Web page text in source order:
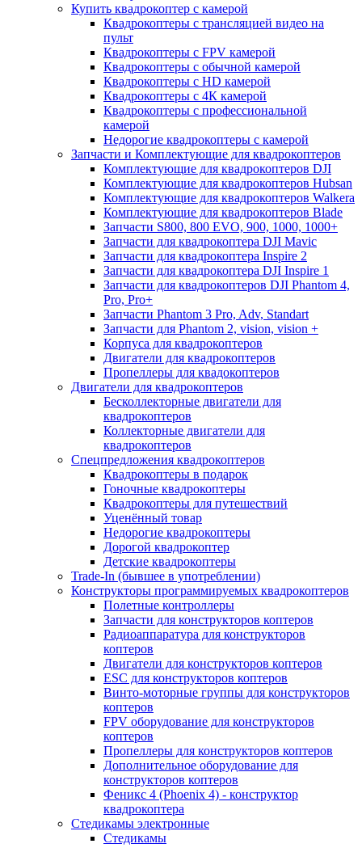
Купить квадрокоптер с камерой
Квадрокоптеры с трансляцией видео на
пульт
Квадрокоптеры с FPV камерой
Квадрокоптеры с обычной камерой
Квадрокоптеры с HD камерой
Квадрокоптеры с 4К камерой
Квадрокоптеры с профессиональной
камерой
Недорогие квадрокоптеры с камерой
Запчасти и Комплектующие для квадрокоптеров
Комплектующие для квадрокоптеров DJI
Комплектующие для квадрокоптеров Hubsan
Комплектующие для квадрокоптеров Walkera
Комплектующие для квадрокоптеров Blade
Запчасти S800, 800 EVO, 900, 1000, 1000+
Запчасти для квадрокоптера DJI Mavic
Запчасти для квадрокоптера Inspire 2
Запчасти для квадрокоптера DJI Inspire 1
Запчасти для квадрокоптеров DJI Phantom 4,
Pro, Pro+
Запчасти Phantom 3 Pro, Adv, Standart
Запчасти для Phantom 2, vision, vision +
Корпуса для квадрокоптеров
Двигатели для квадрокоптеров
Пропеллеры для квадокоптеров
Двигатели для квадрокоптеров
Бесколлекторные двигатели для
квадрокоптеров
Коллекторные двигатели для
квадрокоптеров
Спецпредложения квадрокоптеров
Квадрокоптеры в подарок
Гоночные квадрокоптеры
Квадрокоптеры для путешествий
Уценённый товар
Недорогие квадрокоптеры
Дорогой квадрокоптер
Детские квадрокоптеры
Trade-In (бывшее в употреблении)
Конструкторы программируемых квадрокоптеров
Полетные контроллеры
Запчасти для конструкторов коптеров
Радиоаппаратура для конструкторов
коптеров
Двигатели для конструкторов коптеров
ESC для конструкторов коптеров
Винто-моторные группы для конструкторов
коптеров
FPV оборудование для конструкторов
коптеров
Пропеллеры для конструкторов коптеров
Дополнительное оборудование для
конструкторов коптеров
Феникс 4 (Phoenix 4) - конструктор
квадрокоптера
Cтедикамы электронные
Стедикамы